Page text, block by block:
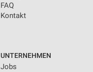
FAQ
Kontakt
UNTERNEHMEN
Jobs